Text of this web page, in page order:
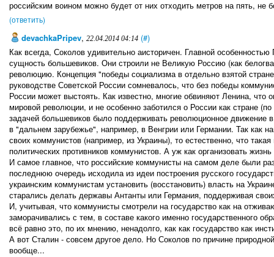
российским воином можно будет от них отходить метров на пять, не
(ответить)
devachkaPripev, 22.04.2014 04:14 (#)
Как всегда, Соколов удивительно аисторичен. Главной
сущность большевиков. Они строили не Великую Россию (как
революцию. Концепция "победы социализма в отдельно взятой
руководстве Советской России сомневалось, что без победы
России может выстоять. Как известно, многие обвиняют Ленина, что
мировой революции, и не особенно заботился о России как стране
задачей большевиков было поддерживать революционное движение
в "дальнем зарубежье", например, в Венгрии или Германии. Так как
своих коммунистов (например, из Украины), то естественно, что
политических противников коммунистов. А уж как организовать
И самое главное, что российские коммунисты на самом деле были
последнюю очередь исходила из идеи построения русского
украинским коммунистам установить (восстановить) власть на
старались делать державы Антанты или Германия, поддерживая
И, учитывая, что коммунисты смотрели на государство как на
заморачивались с тем, в составе какого именно государственного
всё равно это, по их мнению, ненадолго, как как государство как
А вот Сталин - совсем другое дело. Но Соколов по причине
вообще...